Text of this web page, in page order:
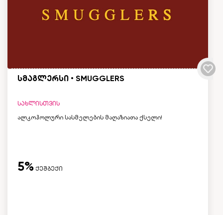
სმაგლერსი • SMUGGLERS
სახლისთვის
ალკოჰოლური სასმელების მაღაზიათა ქსელი!
5% ქეშბექი